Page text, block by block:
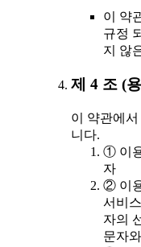
이 약
규정
지 않
제 4 조 (
이 약관에
니다.
① 이
자
② 이
서비
자의
문자